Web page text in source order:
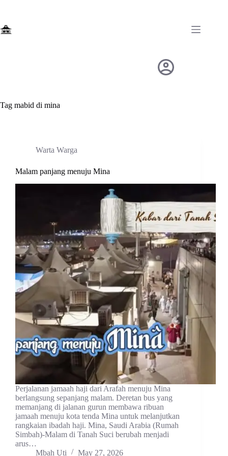
Tag mabid di mina
Warta Warga
Malam panjang menuju Mina
Perjalanan jamaah haji dari Arafah menuju Mina
berlangsung sepanjang malam. Deretan bus yang
memanjang di jalanan gurun membawa ribuan
jamaah menuju kota tenda Mina untuk melanjutkan
rangkaian ibadah haji. Mina, Saudi Arabia (Rumah
Simbah)-Malam di Tanah Suci berubah menjadi
arus…
Mbah Uti
May 27, 2026